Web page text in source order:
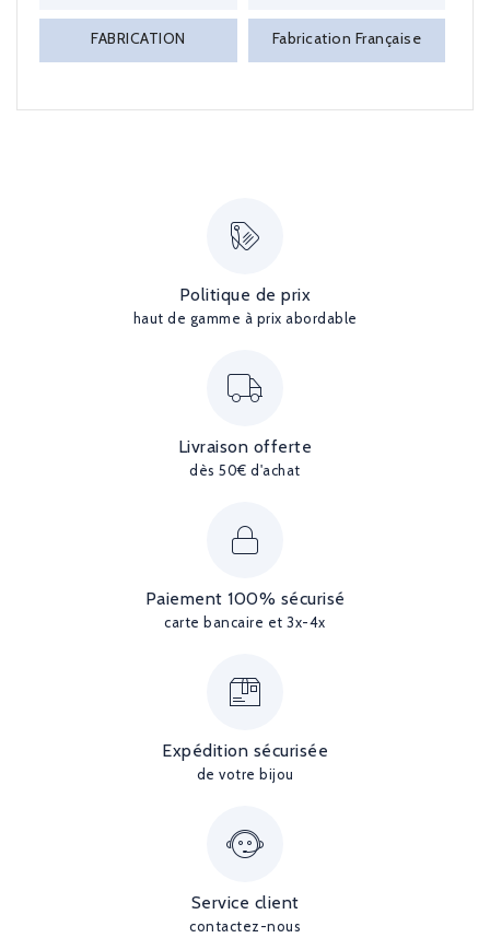
FABRICATION Fabrication Française
Politique de prix
haut de gamme à prix abordable
Livraison offerte
dès 50€ d'achat
Paiement 100% sécurisé
carte bancaire et 3x-4x
Expédition sécurisée
de votre bijou
Service client
contactez-nous